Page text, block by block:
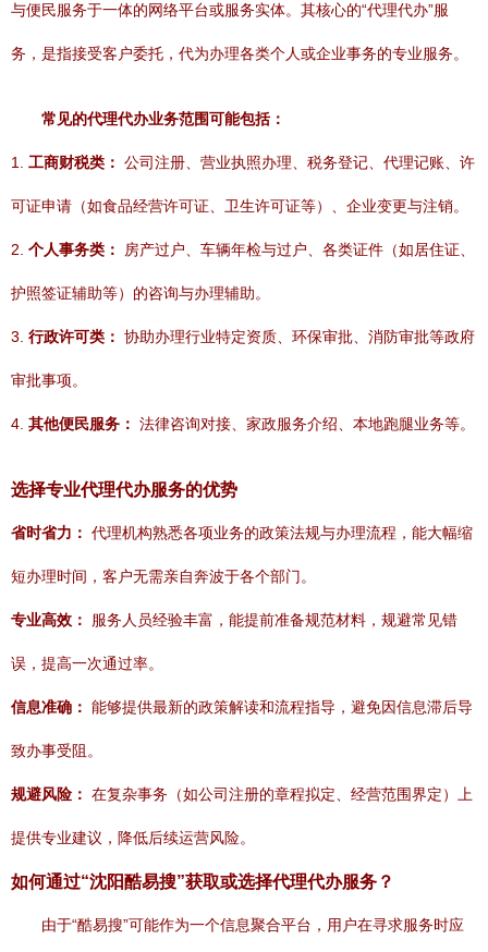
与便民服务于一体的网络平台或服务实体。其核心的“代理代办”服
务，是指接受客户委托，代为办理各类个人或企业事务的专业服务。
常见的代理代办业务范围可能包括：
1. 工商财税类： 公司注册、营业执照办理、税务登记、代理记账、许
可证申请（如食品经营许可证、卫生许可证等）、企业变更与注销。
2. 个人事务类： 房产过户、车辆年检与过户、各类证件（如居住证、
护照签证辅助等）的咨询与办理辅助。
3. 行政许可类： 协助办理行业特定资质、环保审批、消防审批等政府
审批事项。
4. 其他便民服务： 法律咨询对接、家政服务介绍、本地跑腿业务等。
选择专业代理代办服务的优势
省时省力： 代理机构熟悉各项业务的政策法规与办理流程，能大幅缩
短办理时间，客户无需亲自奔波于各个部门。
专业高效： 服务人员经验丰富，能提前准备规范材料，规避常见错
误，提高一次通过率。
信息准确： 能够提供最新的政策解读和流程指导，避免因信息滞后导
致办事受阻。
规避风险： 在复杂事务（如公司注册的章程拟定、经营范围界定）上
提供专业建议，降低后续运营风险。
如何通过“沈阳酷易搜”获取或选择代理代办服务？
由于“酷易搜”可能作为一个信息聚合平台，用户在寻求服务时应